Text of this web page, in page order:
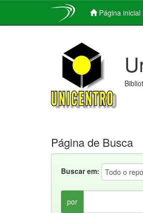
Página inicial
Página de Busca
Buscar em:
por